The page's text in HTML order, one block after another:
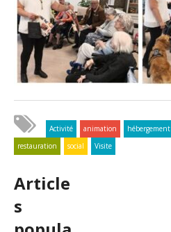
Activité animation hébergement
restauration
social Visite
Article
s